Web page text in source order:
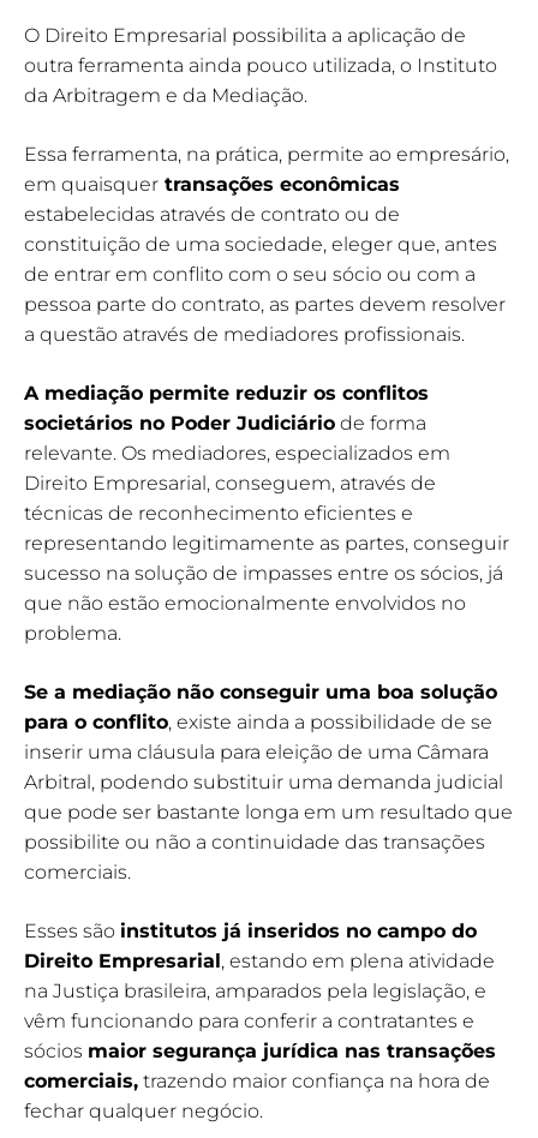
O Direito Empresarial possibilita a aplicação de
outra ferramenta ainda pouco utilizada, o Instituto
da Arbitragem e da Mediação.
Essa ferramenta, na prática, permite ao empresário,
em quaisquer transações econômicas
estabelecidas através de contrato ou de
constituição de uma sociedade, eleger que, antes
de entrar em conflito com o seu sócio ou com a
pessoa parte do contrato, as partes devem resolver
a questão através de mediadores profissionais.
A mediação permite reduzir os conflitos
societários no Poder Judiciário de forma
relevante. Os mediadores, especializados em
Direito Empresarial, conseguem, através de
técnicas de reconhecimento eficientes e
representando legitimamente as partes, conseguir
sucesso na solução de impasses entre os sócios, já
que não estão emocionalmente envolvidos no
problema.
Se a mediação não conseguir uma boa solução
para o conflito, existe ainda a possibilidade de se
inserir uma cláusula para eleição de uma Câmara
Arbitral, podendo substituir uma demanda judicial
que pode ser bastante longa em um resultado que
possibilite ou não a continuidade das transações
comerciais.
Esses são institutos já inseridos no campo do
Direito Empresarial, estando em plena atividade
na Justiça brasileira, amparados pela legislação, e
vêm funcionando para conferir a contratantes e
sócios maior segurança jurídica nas transações
comerciais, trazendo maior confiança na hora de
fechar qualquer negócio.